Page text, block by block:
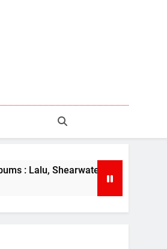
Shearwater et plus